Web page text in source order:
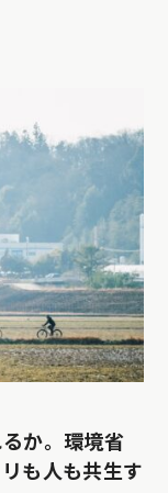
か。環境省
も人も共生す